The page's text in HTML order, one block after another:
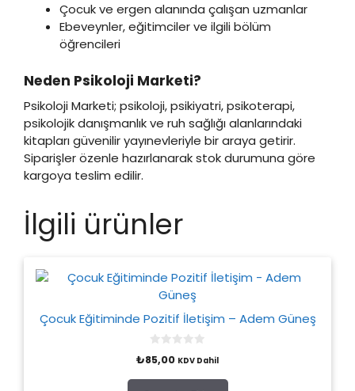
Çocuk ve ergen alanında çalışan uzmanlar
Ebeveynler, eğitimciler ve ilgili bölüm
öğrencileri
Neden Psikoloji Marketi?
Psikoloji Marketi; psikoloji, psikiyatri, psikoterapi,
psikolojik danışmanlık ve ruh sağlığı alanlarındaki
kitapları güvenilir yayınevleriyle bir araya getirir.
Siparişler özenle hazırlanarak stok durumuna göre
kargoya teslim edilir.
İlgili ürünler
Çocuk Eğitiminde Pozitif İletişim – Adem Güneş
o
t
₺85,00 KDV Dahil